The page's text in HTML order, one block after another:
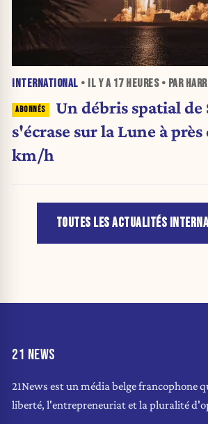
INTERNATIONAL • IL Y A 17 HEURES• PAR
Un débris spatial de
s'écrase sur la Lune à
km/h
TOUTES LES ACTUALITÉS
21 NEWS
21News est un média belge francophone
liberté, l'entrepreneuriat et la pluralité